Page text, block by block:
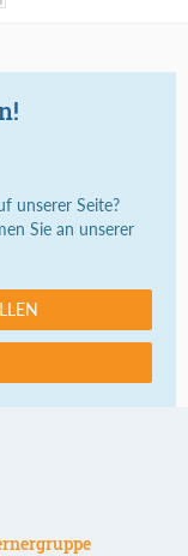
unserer Seite?
Sie an unserer